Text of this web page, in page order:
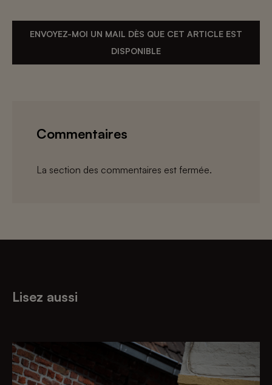
ENVOYEZ-MOI UN MAIL DÈS QUE CET ARTICLE EST
DISPONIBLE
Commentaires
La section des commentaires est fermée.
Lisez aussi